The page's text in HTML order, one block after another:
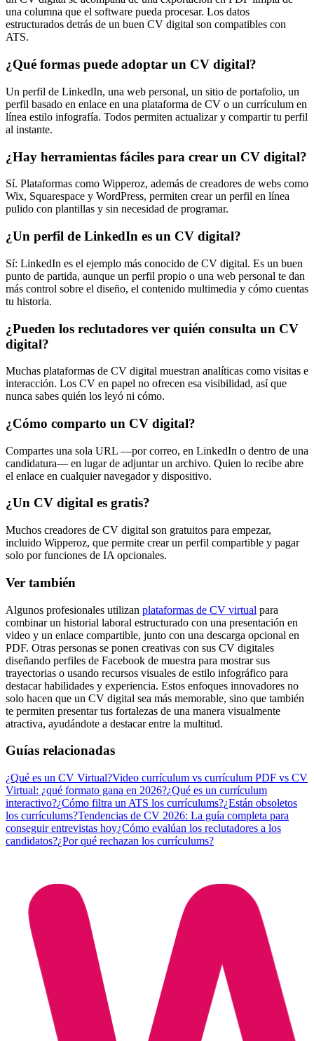
una columna que el software pueda procesar. Los datos
estructurados detrás de un buen CV digital son compatibles con
ATS.
¿Qué formas puede adoptar un CV digital?
Un perfil de LinkedIn, una web personal, un sitio de portafolio, un
perfil basado en enlace en una plataforma de CV o un currículum en
línea estilo infografía. Todos permiten actualizar y compartir tu perfil
al instante.
¿Hay herramientas fáciles para crear un CV digital?
Sí. Plataformas como Wipperoz, además de creadores de webs como
Wix, Squarespace y WordPress, permiten crear un perfil en línea
pulido con plantillas y sin necesidad de programar.
¿Un perfil de LinkedIn es un CV digital?
Sí: LinkedIn es el ejemplo más conocido de CV digital. Es un buen
punto de partida, aunque un perfil propio o una web personal te dan
más control sobre el diseño, el contenido multimedia y cómo cuentas
tu historia.
¿Pueden los reclutadores ver quién consulta un CV
digital?
Muchas plataformas de CV digital muestran analíticas como visitas e
interacción. Los CV en papel no ofrecen esa visibilidad, así que
nunca sabes quién los leyó ni cómo.
¿Cómo comparto un CV digital?
Compartes una sola URL —por correo, en LinkedIn o dentro de una
candidatura— en lugar de adjuntar un archivo. Quien lo recibe abre
el enlace en cualquier navegador y dispositivo.
¿Un CV digital es gratis?
Muchos creadores de CV digital son gratuitos para empezar,
incluido Wipperoz, que permite crear un perfil compartible y pagar
solo por funciones de IA opcionales.
Ver también
Algunos profesionales utilizan plataformas de CV virtual para
combinar un historial laboral estructurado con una presentación en
video y un enlace compartible, junto con una descarga opcional en
PDF. Otras personas se ponen creativas con sus CV digitales
diseñando perfiles de Facebook de muestra para mostrar sus
trayectorias o usando recursos visuales de estilo infográfico para
destacar habilidades y experiencia. Estos enfoques innovadores no
solo hacen que un CV digital sea más memorable, sino que también
te permiten presentar tus fortalezas de una manera visualmente
atractiva, ayudándote a destacar entre la multitud.
Guías relacionadas
¿Qué es un CV Virtual?Video currículum vs currículum PDF vs CV
Virtual: ¿qué formato gana en 2026?¿Qué es un currículum
interactivo?¿Cómo filtra un ATS los currículums?¿Están obsoletos
los currículums?Tendencias de CV 2026: La guía completa para
conseguir entrevistas hoy¿Cómo evalúan los reclutadores a los
candidatos?¿Por qué rechazan los currículums?